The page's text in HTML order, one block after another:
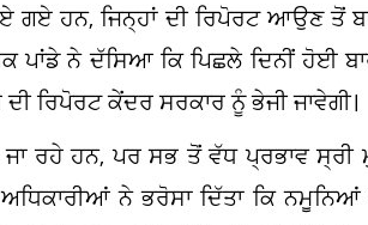
ਗਏ ਹਨ, ਜਿਨ੍ਹਾਂ ਦੀ ਰਿਪੋਰਟ ਆਉਣ ਤੋਂ
ਪਾਂਡੇ ਨੇ ਦੱਸਿਆ ਕਿ ਪਿਛਲੇ ਦਿਨੀਂ ਹੋਈ
ਰਿਪੋਰਟ ਕੇਂਦਰ ਸਰਕਾਰ ਨੂੰ ਭੇਜੀ ਜਾਵੇਗੀ।
ਰਹੇ ਹਨ, ਪਰ ਸਭ ਤੋਂ ਵੱਧ ਪ੍ਰਭਾਵ
ਨੇ ਭਰੋਸਾ ਦਿੱਤਾ ਕਿ ਨਮੂਨਿਆਂ